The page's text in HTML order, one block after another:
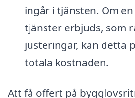
ingår i tjänsten. Om
tjänster erbjuds, som
justeringar, kan detta
totala kostnaden.
Att få offert på